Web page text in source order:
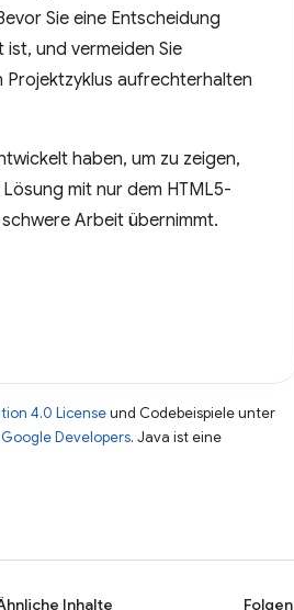
Sie eine Entscheidung
ist, und vermeiden Sie
aufrechterhalten
haben, um zu zeigen,
mit nur dem HTML5-
Arbeit übernimmt.
4.0 Licenseund Codebeispiele unter
Developers. Java ist eine
Inhalte Folgen